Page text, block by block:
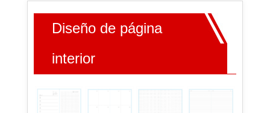
Diseño de página
interior